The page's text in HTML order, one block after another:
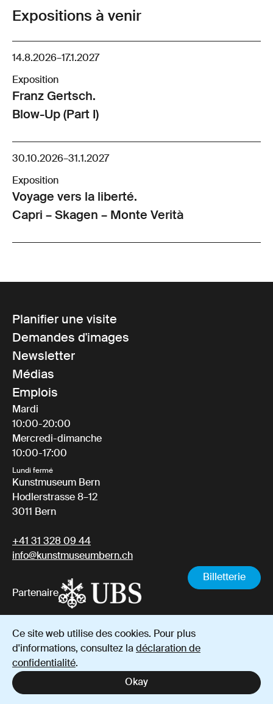
Expositions à venir
14.8.2026–17.1.2027
Exposition
Franz Gertsch.
Blow-Up (Part I)
30.10.2026–31.1.2027
Exposition
Voyage vers la liberté.
Capri – Skagen – Monte Verità
Billetterie
Ce site web utilise des cookies. Pour plus
d'informations, consultez la déclaration de
confidentialité.
Okay
Planifier une visite
Demandes d'images
Newsletter
Médias
Emplois
Mardi
10:00-20:00
Mercredi-dimanche
10:00-17:00
Lundi fermé
Kunstmuseum Bern
Hodlerstrasse 8–12
3011 Bern
+41 31 328 09 44
info@kunstmuseumbern.ch
Partenaire
Mentions
Protection des
Conditions générales de
Instagram
YouTube
Facebook